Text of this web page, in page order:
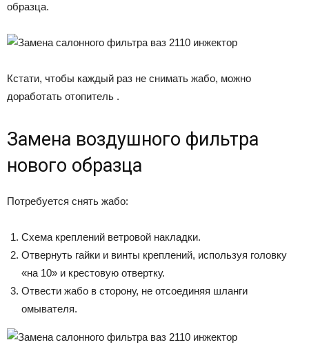
образца.
Кстати, чтобы каждый раз не снимать жабо, можно
доработать отопитель .
Замена воздушного фильтра
нового образца
Потребуется снять жабо:
Схема креплений ветровой накладки.
Отвернуть гайки и винты креплений, используя головку
«на 10» и крестовую отвертку.
Отвести жабо в сторону, не отсоединяя шланги
омывателя.